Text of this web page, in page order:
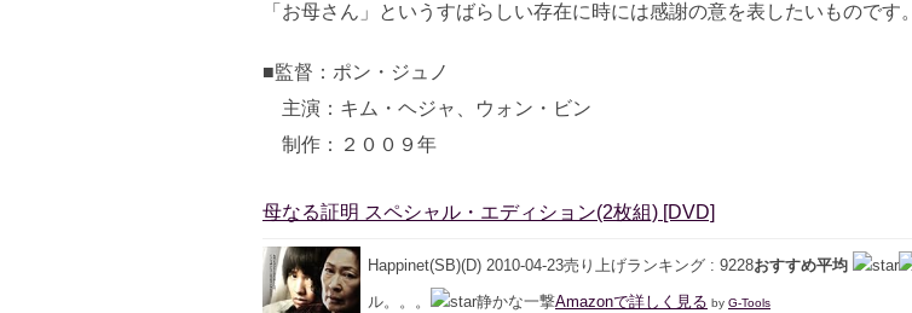
「お母さん」というすばらしい存在に時には感謝の意を表したいものです。
■監督：ポン・ジュノ
主演：キム・ヘジャ、ウォン・ビン
制作：２００９年
母なる証明 スペシャル・エディション(2枚組) [DVD]
Happinet(SB)(D) 2010-04-23売り上げランキング : 9228おすすめ平均
ル。。。
静かな一撃Amazonで詳しく見る by G-Tools